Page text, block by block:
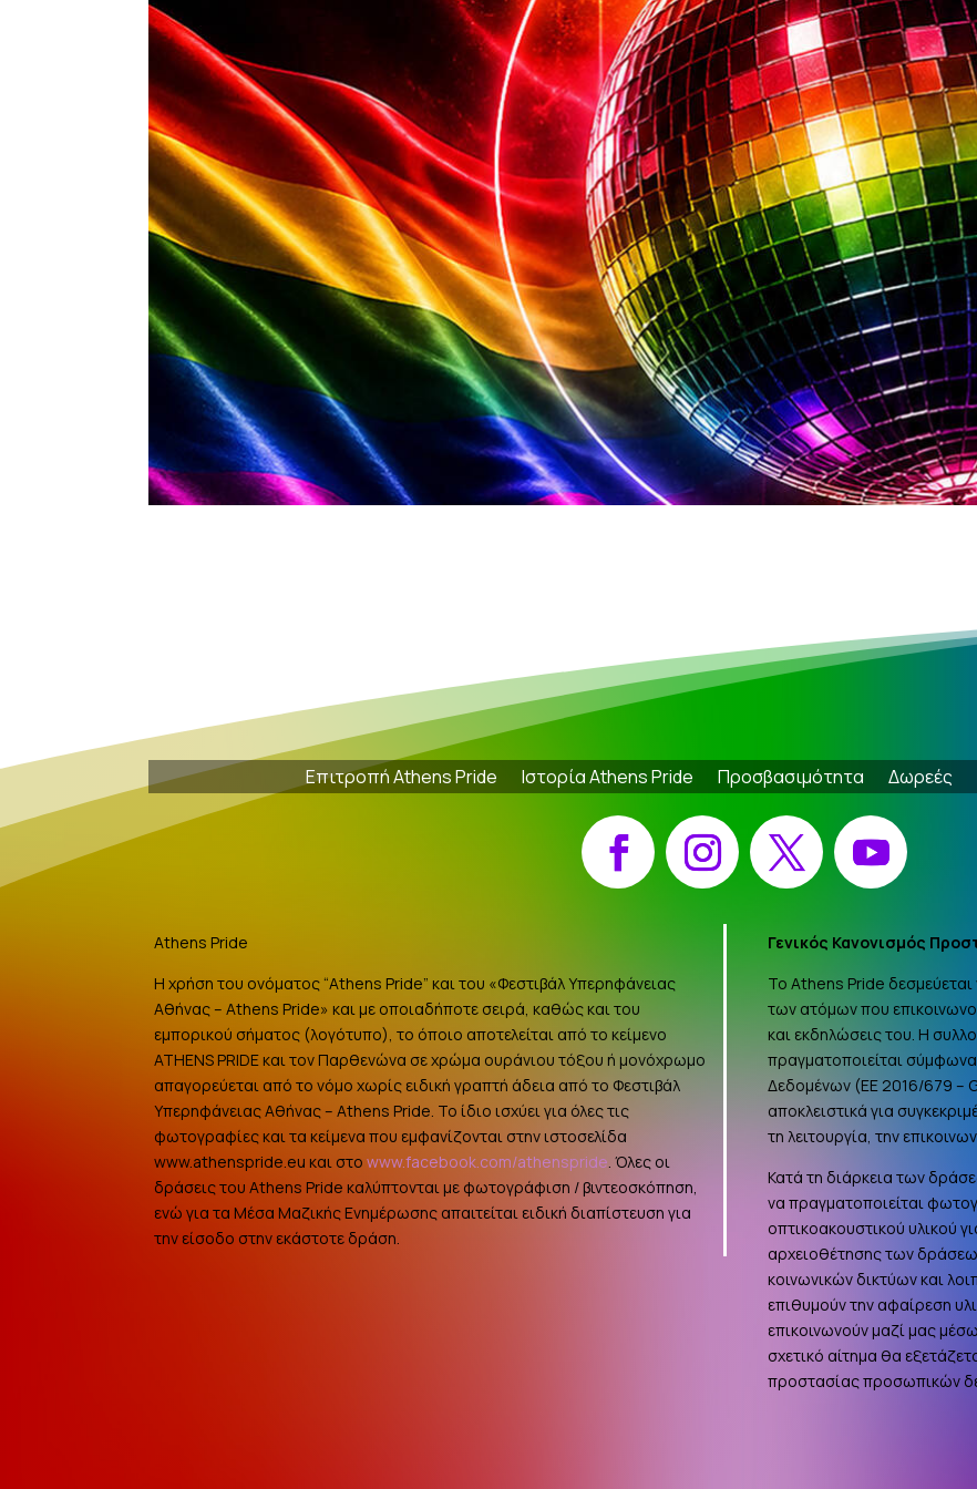
Επιτροπή Athens Pride Ιστορία Athens Pride Προσβασιμότητα Δωρεές
Facebook Instagram X YouTube
Athens Pride
Η χρήση του ονόματος “Athens Pride” και του «Φεστιβάλ Υπερηφάνειας
Αθήνας – Athens Pride» και με οποιαδήποτε σειρά, καθώς και του
εμπορικού σήματος (λογότυπο), το όποιο αποτελείται από το κείμενο
ATHENS PRIDE και τον Παρθενώνα σε χρώμα ουράνιου τόξου ή μονόχρωμο
απαγορεύεται από το νόμο χωρίς ειδική γραπτή άδεια από το Φεστιβάλ
Υπερηφάνειας Αθήνας – Athens Pride. Το ίδιο ισχύει για όλες τις
φωτογραφίες και τα κείμενα που εμφανίζονται στην ιστοσελίδα
www.athenspride.eu και στοwww.facebook.com/athenspride. Όλες οι
δράσεις του Athens Pride καλύπτονται με φωτογράφιση / βιντεοσκόπηση,
ενώ για τα Μέσα Μαζικής Ενημέρωσης απαιτείται ειδική διαπίστευση για
την είσοδο στην εκάστοτε δράση.
Γενικός Κανονισμός
Το Athens Pride
των ατόμων που
και εκδηλώσεις του. Η
πραγματοποιείται
Δεδομένων (ΕΕ 2016/679 –
αποκλειστικά για
τη λειτουργία, την
Κατά τη διάρκεια των
να πραγματοποιείται
οπτικοακουστικού υλικού
αρχειοθέτησης των
κοινωνικών δικτύων και
επιθυμούν την αφαίρεση
επικοινωνούν μαζί μας
σχετικό αίτημα θα
προστασίας προσωπικών